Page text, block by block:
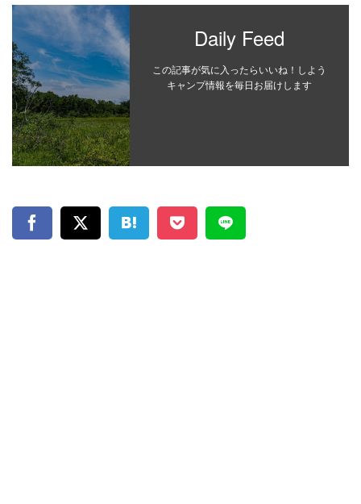
Daily Feed
この記事が気に入ったらいいね！しよう
キャンプ情報を毎日お届けします